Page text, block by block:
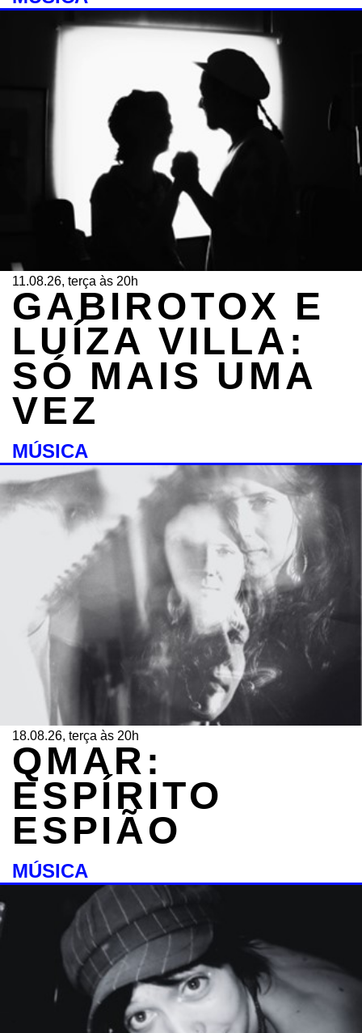
11.08.26, terça às 20h
GABIROTOX E
LUÍZA VILLA:
SÓ MAIS UMA
VEZ
MÚSICA
18.08.26, terça às 20h
QMAR:
ESPÍRITO
ESPIÃO
MÚSICA